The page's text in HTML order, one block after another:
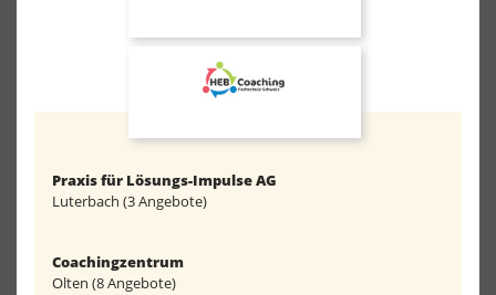
Praxis für Lösungs-Impulse AG
Luterbach (3 Angebote)
Coachingzentrum
Olten (8 Angebote)